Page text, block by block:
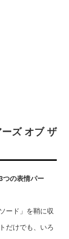
ズ オブ ザ
つの表情パー
ード」を鞘に収
だけでも、いろ